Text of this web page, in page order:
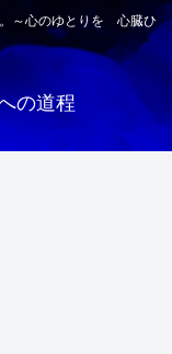
～心のゆとりを 心臓ひ
の道程